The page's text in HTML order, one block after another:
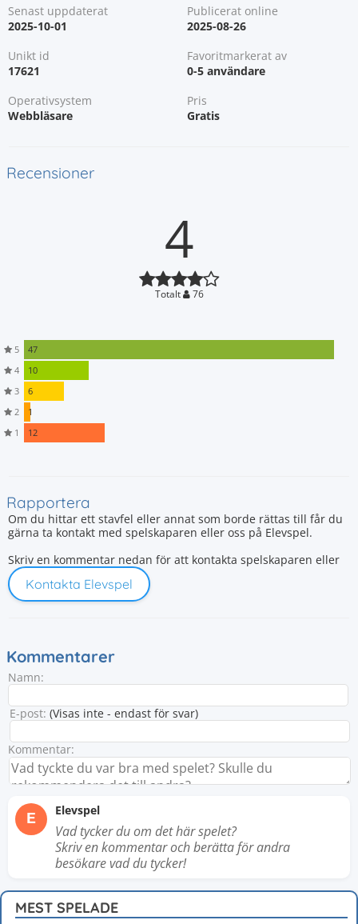
Senast uppdaterat
2025-10-01
Publicerat online
2025-08-26
Unikt id
17621
Favoritmarkerat av
0-5 användare
Operativsystem
Webbläsare
Pris
Gratis
Recensioner
4
Totalt 76
5
47
4
10
3
6
2
1
1
12
Rapportera
Om du hittar ett stavfel eller annat som borde rättas till får du
gärna ta kontakt med spelskaparen eller oss på Elevspel.
Skriv en kommentar nedan för att kontakta spelskaparen eller
Kontakta Elevspel
Kommentarer
Namn:
E-post: (Visas inte - endast för svar)
Kommentar:
E Elevspel
Vad tycker du om det här spelet?
Skriv en kommentar och berätta för andra
besökare vad du tycker!
MEST SPELADE